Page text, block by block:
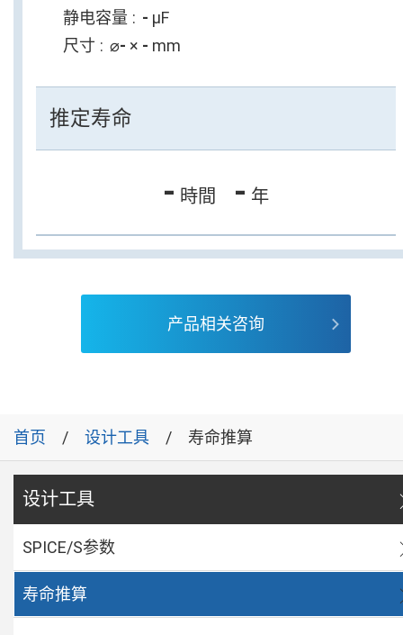
静电容量
- µF
尺寸
⌀- × - mm
推定寿命
- 時間 - 年
产品相关咨询
首页 设计工具 寿命推算
设计工具
SPICE/S参数
寿命推算